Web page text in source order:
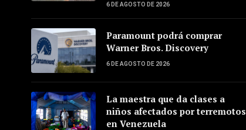
6 DE AGOSTO DE 2026
Paramount podrá comprar
Warner Bros. Discovery
6 DE AGOSTO DE 2026
La maestra que da clases a
niños afectados por terremotos
en Venezuela